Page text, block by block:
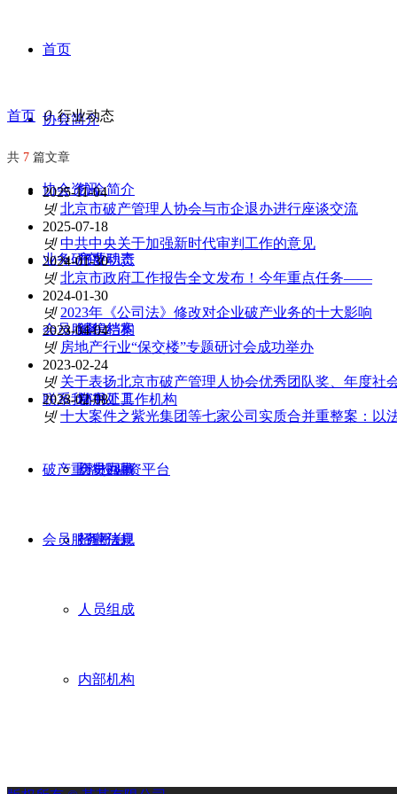
首页
协会简介
协会简介
主要职责
组织结构
秘书处工作机构
历史回顾
行业法规
人员组成
内部机构
协会资讯
行业动态
诚信档案
业务研究
会员服务
常用工具
会员办事
招聘信息
联系我们
破产重整投融资平台
会员服务平台
首页 ꄲ 行业动态
共 7 篇文章
2025-11-04
넷 北京市破产管理人协会与市企退办进行座谈交流
2025-07-18
넷 中共中央关于加强新时代审判工作的意见
2024-01-30
넷 北京市政府工作报告全文发布！今年重点任务——
2024-01-30
넷 2023年《公司法》修改对企业破产业务的十大影响
2023-04-04
넷 房地产行业“保交楼”专题研讨会成功举办
2023-02-24
넷 关于表扬北京市破产管理人协会优秀团队奖、年度
2023-02-08
넷 十大案件之紫光集团等七家公司实质合并重整案：以